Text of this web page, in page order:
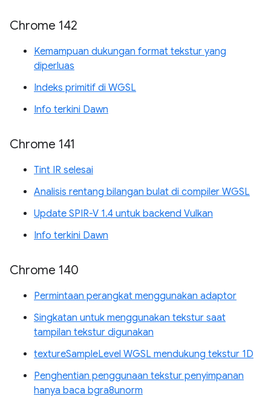
Chrome 142
Kemampuan dukungan format tekstur yang
diperluas
Indeks primitif di WGSL
Info terkini Dawn
Chrome 141
Tint IR selesai
Analisis rentang bilangan bulat di compiler WGSL
Update SPIR-V 1.4 untuk backend Vulkan
Info terkini Dawn
Chrome 140
Permintaan perangkat menggunakan adaptor
Singkatan untuk menggunakan tekstur saat
tampilan tekstur digunakan
textureSampleLevel WGSL mendukung tekstur 1D
Penghentian penggunaan tekstur penyimpanan
hanya baca bgra8unorm